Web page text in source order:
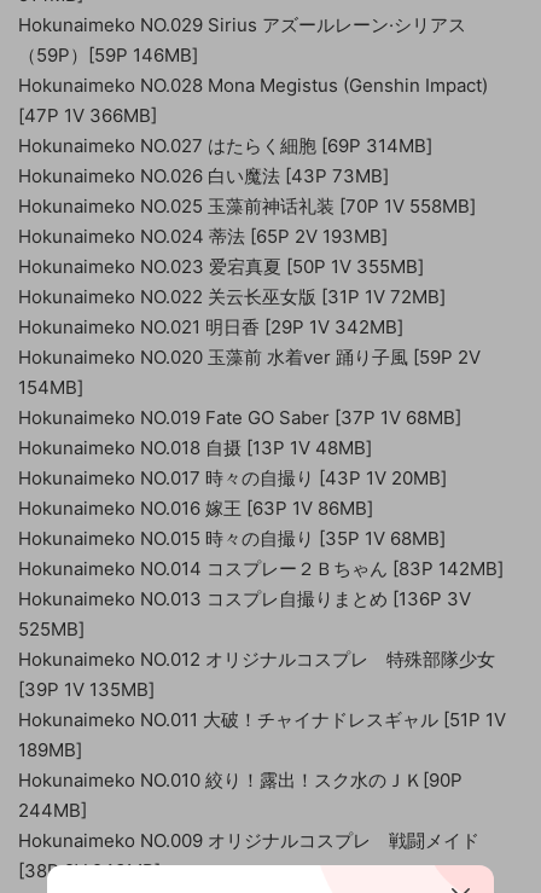
Hokunaimeko NO.029 Sirius アズールレーン·シリアス
（59P）[59P 146MB]
Hokunaimeko NO.028 Mona Megistus (Genshin Impact)
[47P 1V 366MB]
Hokunaimeko NO.027 はたらく細胞 [69P 314MB]
Hokunaimeko NO.026 白い魔法 [43P 73MB]
Hokunaimeko NO.025 玉藻前神话礼装 [70P 1V 558MB]
Hokunaimeko NO.024 蒂法 [65P 2V 193MB]
Hokunaimeko NO.023 爱宕真夏 [50P 1V 355MB]
Hokunaimeko NO.022 关云长巫女版 [31P 1V 72MB]
Hokunaimeko NO.021 明日香 [29P 1V 342MB]
Hokunaimeko NO.020 玉藻前 水着ver 踊り子風 [59P 2V
154MB]
Hokunaimeko NO.019 Fate GO Saber [37P 1V 68MB]
Hokunaimeko NO.018 自摄 [13P 1V 48MB]
Hokunaimeko NO.017 時々の自撮り [43P 1V 20MB]
Hokunaimeko NO.016 嫁王 [63P 1V 86MB]
Hokunaimeko NO.015 時々の自撮り [35P 1V 68MB]
Hokunaimeko NO.014 コスプレー２Ｂちゃん [83P 142MB]
Hokunaimeko NO.013 コスプレ自撮りまとめ [136P 3V
525MB]
Hokunaimeko NO.012 オリジナルコスプレ 特殊部隊少女
[39P 1V 135MB]
Hokunaimeko NO.011 大破！チャイナドレスギャル [51P 1V
189MB]
Hokunaimeko NO.010 絞り！露出！スク水のＪＫ[90P
244MB]
Hokunaimeko NO.009 オリジナルコスプレ 戦闘メイド
[38P 2V 243MB]